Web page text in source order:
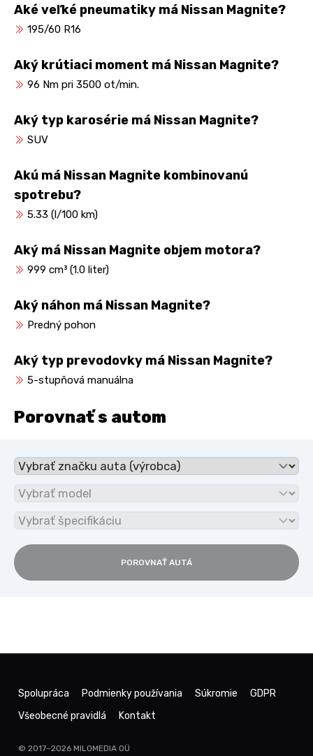
Aké veľké pneumatiky má Nissan Magnite?
195/60 R16
Aký krútiaci moment má Nissan Magnite?
96 Nm pri 3500 ot/min.
Aký typ karosérie má Nissan Magnite?
SUV
Akú má Nissan Magnite kombinovanú
spotrebu?
5.33 (l/100 km)
Aký má Nissan Magnite objem motora?
999 cm³ (1.0 liter)
Aký náhon má Nissan Magnite?
Predný pohon
Aký typ prevodovky má Nissan Magnite?
5-stupňová manuálna
Porovnať s autom
POROVNAŤ AUTÁ
Spolupráca Podmienky používania Súkromie
GDPR
Všeobecné pravidlá
Kontakt
© 2017–2026 MILOMEDIA OÜ